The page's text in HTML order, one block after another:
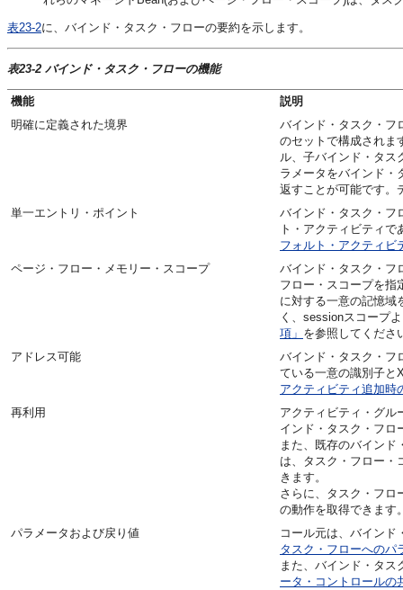
表23-2に、バインド・タスク・フローの要約を示します。
表23-2 バインド・タスク・フローの機能
機能
説明
明確に定義された境界
バインド・タスク・フ
のセットで構成されま
ル、子バインド・タス
ラメータをバインド・
返すことが可能です。
単一エントリ・ポイント
バインド・タスク・フ
ト・アクティビティ
フォルト・アクティビ
ページ・フロー ・メモリー・スコープ
バインド・タスク・フ
フロー・スコープを指
に対する一意の記憶域
く、sessionスコープ
項」 を参照してくださ
アドレス可能
バインド・タスク・フ
ている一意の識別子と
アクティビティ追加時
再利用
アクティビティ・グル
インド・タスク・フロ
また、既存のバイン
は、タスク・フロー・
きます。
さらに、タスク・フロ
の動作を取得できます
パラメータおよび戻り値
コール元は、バインド
タスク・フローへのパ
また、バインド・タ
ータ・コントロールの